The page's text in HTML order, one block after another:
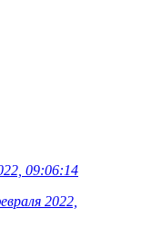
09:06:14
2022,